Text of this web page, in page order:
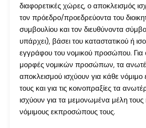
διαφορετικές χώρες, ο αποκλεισμός
τον πρόεδρο/προεδρεύοντα του
συμβουλίου και τον διευθύνοντα
υπάρχει), βάσει του καταστατικού ή
εγγράφου του νομικού προσώπου. Για
μορφές νομικών προσώπων, τα
αποκλεισμού ισχύουν για κάθε
τους και για τις κοινοπραξίες τα
ισχύουν για τα μεμονωμένα μέλη τους
νόμιμους εκπροσώπους τους.